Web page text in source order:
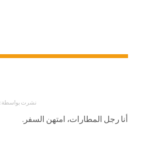
نشرت بواسطة:
أنا رجل المطارات، امتهن السفر.